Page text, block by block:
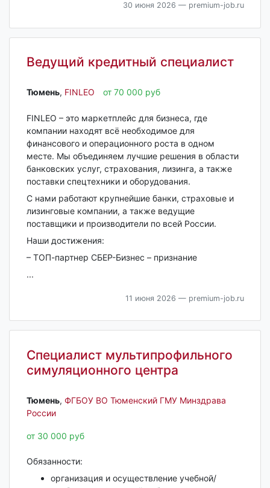
30 июня 2026 — premium-job.ru
Ведущий кредитный специалист
Тюмень‎, FINLEO от 70 000 руб
FINLEO – это маркетплейс для бизнеса, где
компании находят всё необходимое для
финансового и операционного роста в одном
месте. Мы объединяем лучшие решения в области
банковских услуг, страхования, лизинга, а также
поставки спецтехники и оборудования.
С нами работают крупнейшие банки, страховые и
лизинговые компании, а также ведущие
поставщики и производители по всей России.
Наши достижения:
– ТОП-партнер СБЕР-Бизнес – признание
...
11 июня 2026 — premium-job.ru
Специалист мультипрофильного
симуляционного центра
Тюмень‎, ФГБОУ ВО Тюменский ГМУ Минздрава
России
от 30 000 руб
Обязанности:
организация и осуществление учебной/